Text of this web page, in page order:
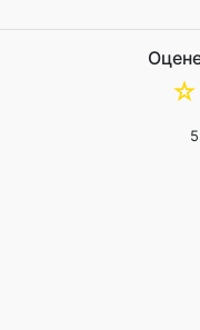
☆